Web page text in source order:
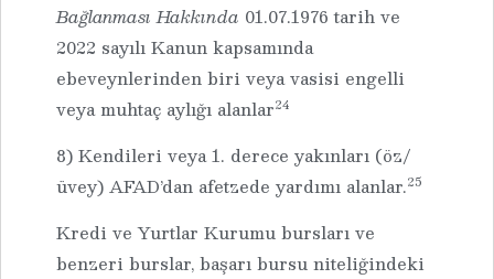
Bağlanması Hakkında 01.07.1976 tarih ve
2022 sayılı Kanun kapsamında
ebeveynlerinden biri veya vasisi engelli
veya muhtaç aylığı alanlar24
8) Kendileri veya 1. derece yakınları (öz/
üvey) AFAD’dan afetzede yardımı alanlar.25
Kredi ve Yurtlar Kurumu bursları ve
benzeri burslar, başarı bursu niteliğindeki